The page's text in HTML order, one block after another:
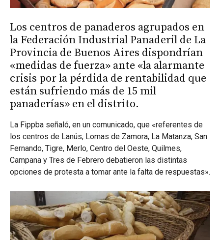
Los centros de panaderos agrupados en
la Federación Industrial Panaderil de La
Provincia de Buenos Aires dispondrían
«medidas de fuerza» ante «la alarmante
crisis por la pérdida de rentabilidad que
están sufriendo más de 15 mil
panaderías» en el distrito.
La Fippba señaló, en un comunicado, que «referentes de
los centros de Lanús, Lomas de Zamora, La Matanza, San
Fernando, Tigre, Merlo, Centro del Oeste, Quilmes,
Campana y Tres de Febrero debatieron las distintas
opciones de protesta a tomar ante la falta de respuestas».